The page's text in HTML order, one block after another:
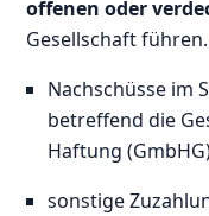
offenen oder
Gesellschaft
Nachschüsse im
betreffend die
Haftung
sonstige